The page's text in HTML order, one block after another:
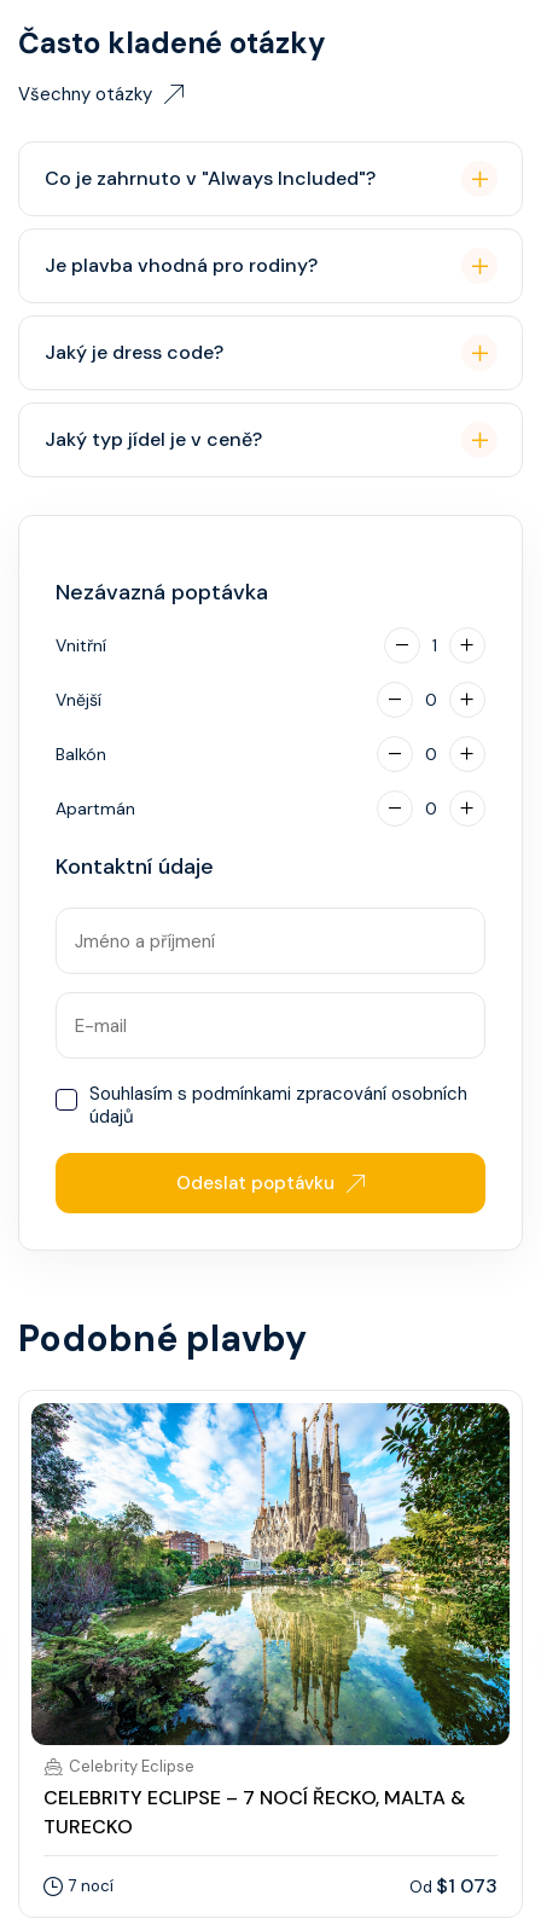
Často kladené otázky
Všechny otázky
Co je zahrnuto v "Always Included"?
balíček), základní Wi-Fi.
Je plavba vhodná pro rodiny?
cestovatele, ale děti jsou vítány. K dispozici je dětský
klub (od 3 let).
Jaký je dress code?
někdy "Evening Chic" – doporučeno, ale není nutný
smoking.
Jaký typ jídel je v ceně?
Nezávazná poptávka
Vnitřní 1
Vnější 0
Balkón 0
Apartmán 0
Kontaktní údaje
Souhlasím s podmínkami zpracování osobních
údajů
Odeslat poptávku
Podobné plavby
Celebrity Eclipse
CELEBRITY ECLIPSE – 7 NOCÍ ŘECKO, MALTA &
TURECKO
7 nocí Od $1 073